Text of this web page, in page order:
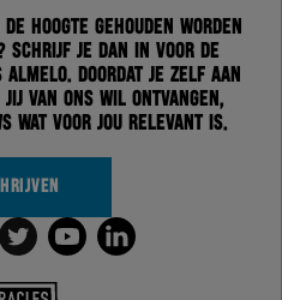
hoogte gehouden worden
Schrijf je dan in voor de
Doordat je zelf aan
jij van ons wil ontvangen,
wat voor jou relevant is.